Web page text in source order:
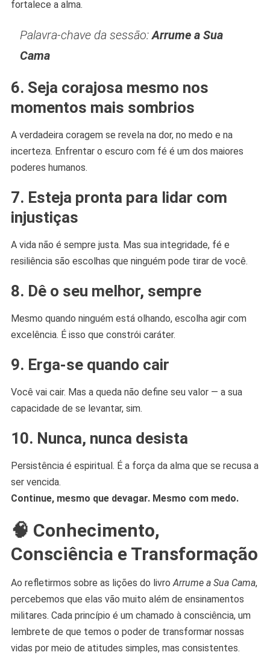
fortalece a alma.
Palavra-chave da sessão:Arrume a Sua
Cama
6. Seja corajosa mesmo nos
momentos mais sombrios
A verdadeira coragem se revela na dor, no medo e na
incerteza. Enfrentar o escuro com fé é um dos maiores
poderes humanos.
7. Esteja pronta para lidar com
injustiças
A vida não é sempre justa. Mas sua integridade, fé e
resiliência são escolhas que ninguém pode tirar de você.
8. Dê o seu melhor, sempre
Mesmo quando ninguém está olhando, escolha agir com
excelência. É isso que constrói caráter.
9. Erga-se quando cair
Você vai cair. Mas a queda não define seu valor — a sua
capacidade de se levantar, sim.
10. Nunca, nunca desista
Persistência é espiritual. É a força da alma que se recusa a
ser vencida.
Continue, mesmo que devagar. Mesmo com medo.
🧠 Conhecimento,
Consciência e Transformação
Ao refletirmos sobre as lições do livroArrume a Sua Cama,
percebemos que elas vão muito além de ensinamentos
militares. Cada princípio é um chamado à consciência, um
lembrete de que temos o poder de transformar nossas
vidas por meio de atitudes simples, mas consistentes.